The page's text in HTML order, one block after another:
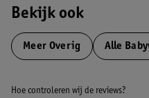
Bekijk ook
Meer Overig Alle
Hoe controleren wij de reviews?